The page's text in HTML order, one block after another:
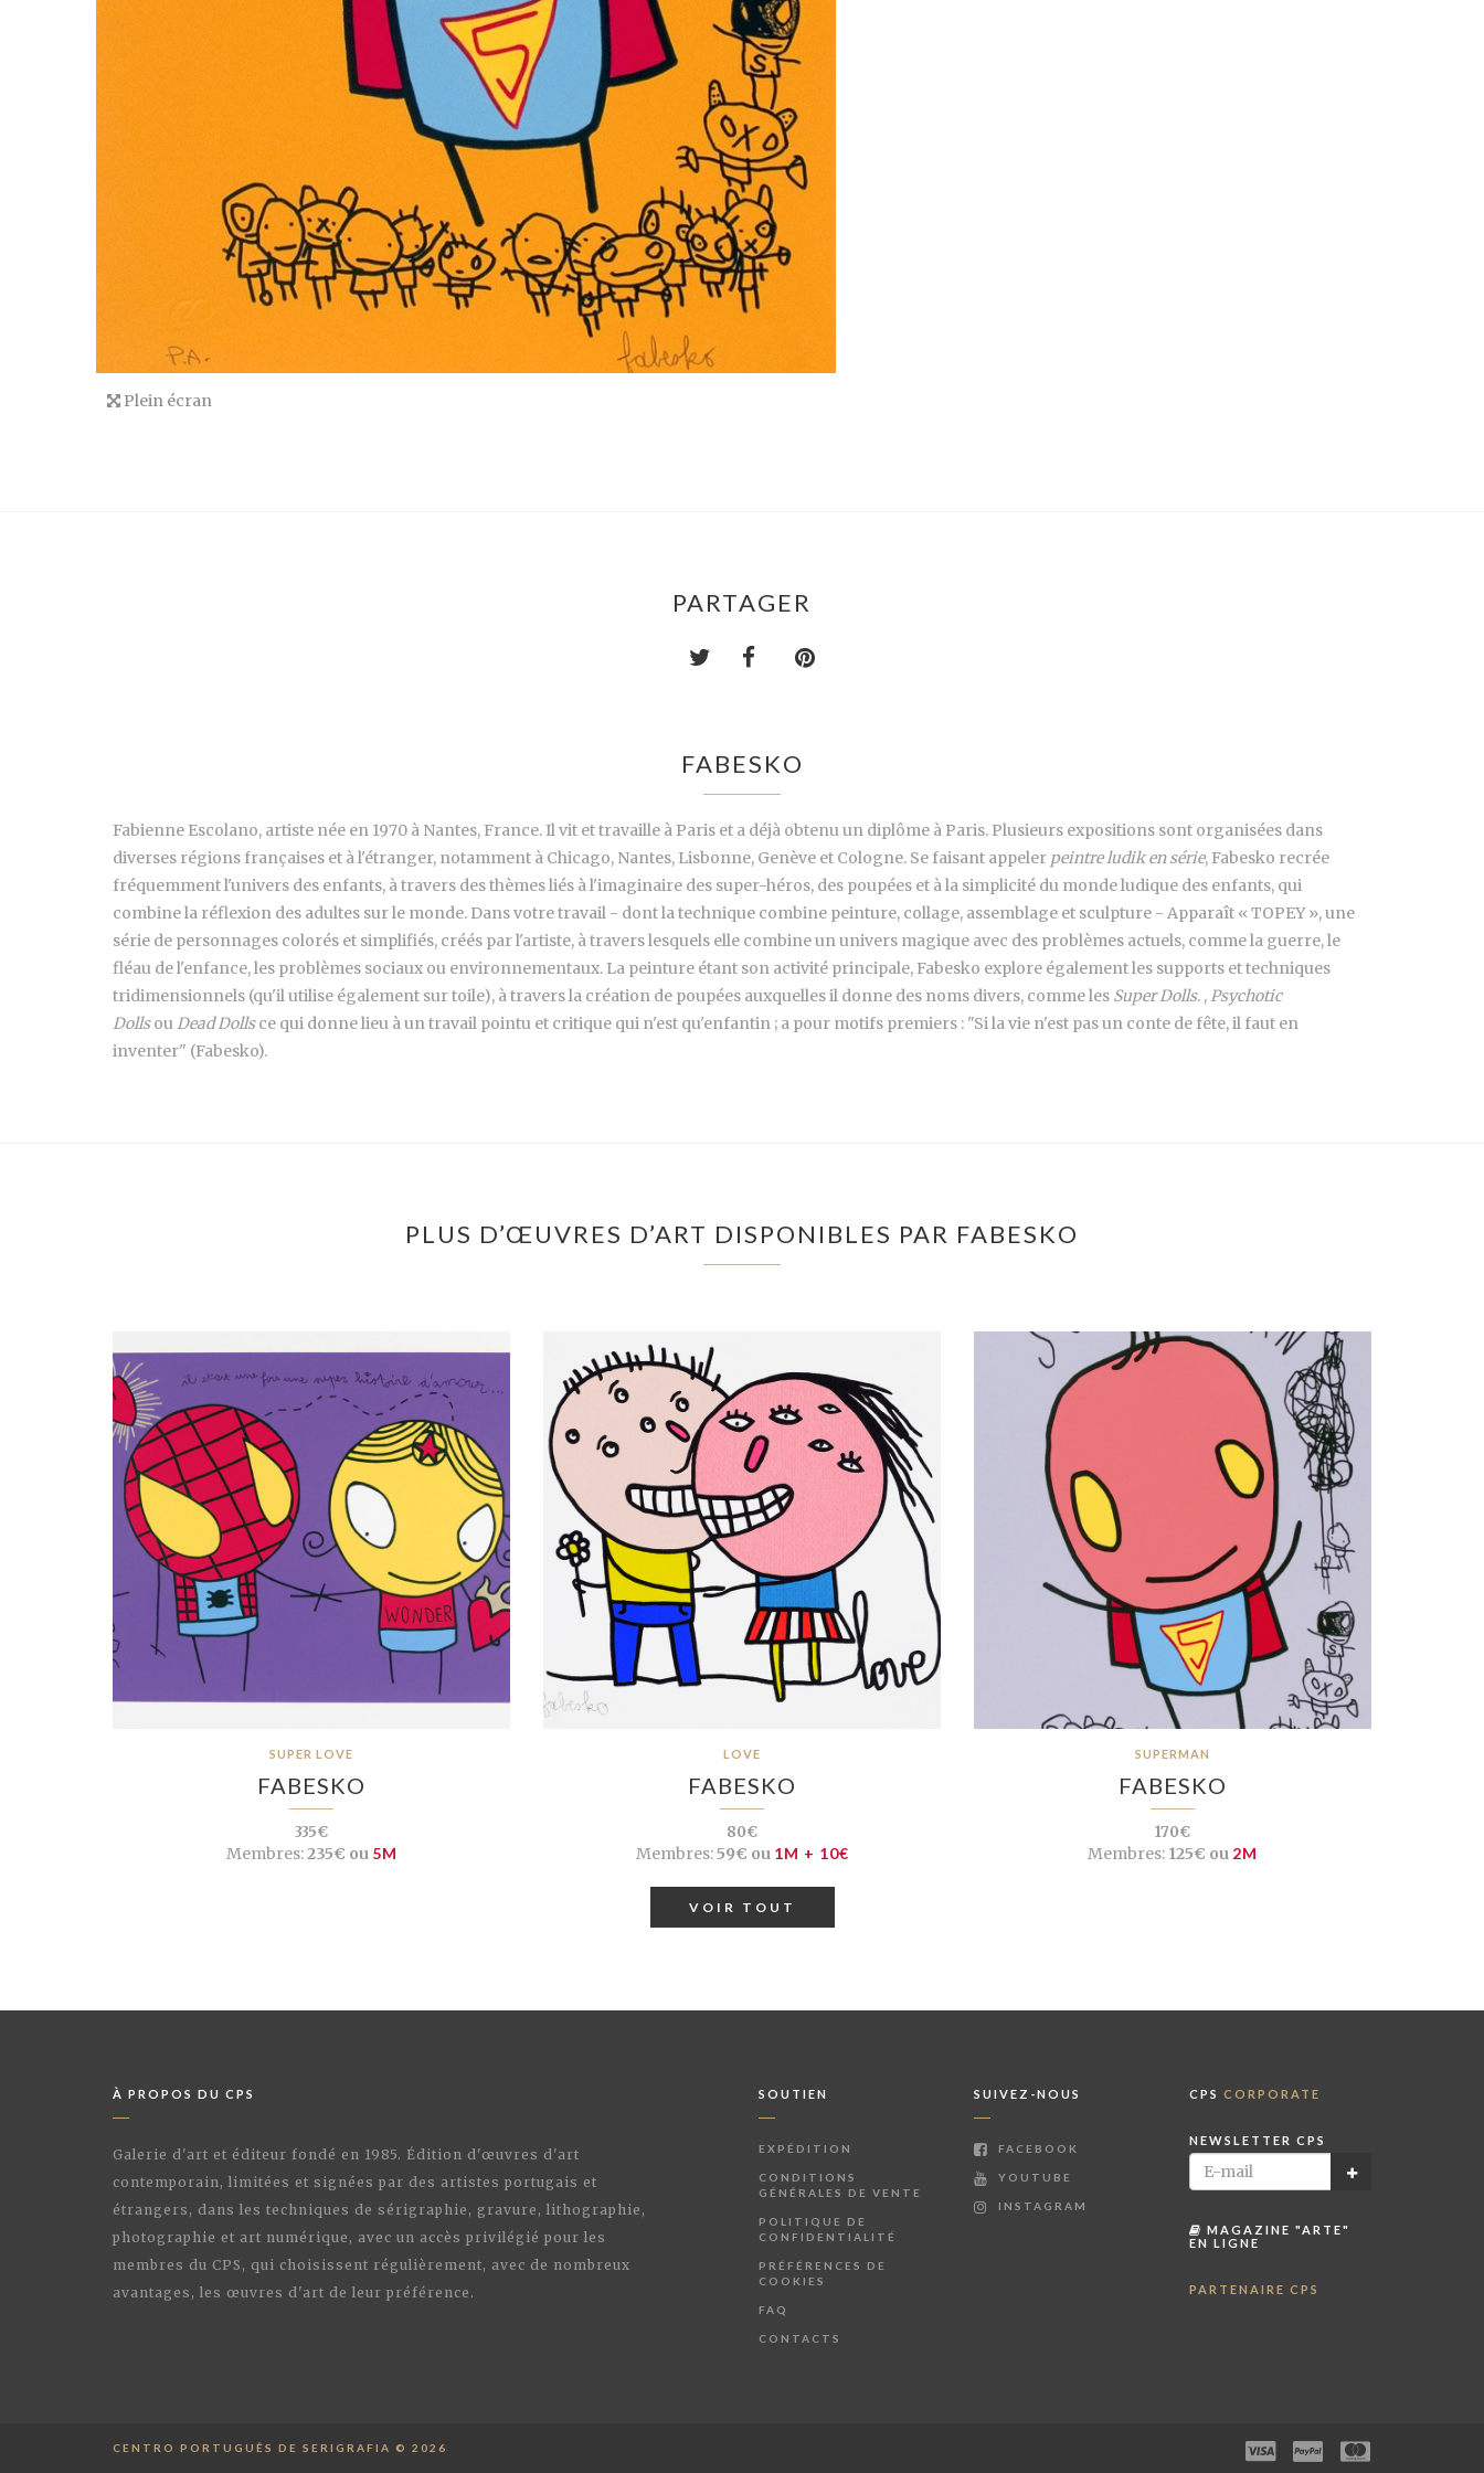
Plein écran
PARTAGER
FABESKO
Fabienne Escolano, artiste née en 1970 à Nantes, France. Il vit et travaille à Paris et a déjà obtenu un diplôme à Paris. Plusieurs expositions sont organisées dans
diverses régions françaises et à l'étranger, notamment à Chicago, Nantes, Lisbonne, Genève et Cologne. Se faisant appeler peintre ludik en série, Fabesko recrée
fréquemment l'univers des enfants, à travers des thèmes liés à l'imaginaire des super-héros, des poupées et à la simplicité du monde ludique des enfants, qui
combine la réflexion des adultes sur le monde. Dans votre travail - dont la technique combine peinture, collage, assemblage et sculpture - Apparaît « TOPEY », une
série de personnages colorés et simplifiés, créés par l'artiste, à travers lesquels elle combine un univers magique avec des problèmes actuels, comme la guerre, le
fléau de l'enfance, les problèmes sociaux ou environnementaux. La peinture étant son activité principale, Fabesko explore également les supports et techniques
tridimensionnels (qu'il utilise également sur toile), à travers la création de poupées auxquelles il donne des noms divers, comme les Super Dolls. ,Psychotic
DollsouDead Dollsce qui donne lieu à un travail pointu et critique qui n'est qu'enfantin ; a pour motifs premiers : "Si la vie n'est pas un conte de fête, il faut en
inventer" (Fabesko).
PLUS D’ŒUVRES D’ART DISPONIBLES PAR FABESKO
SUPER LOVE
FABESKO
335€
Membres:235€ ou 5M
LOVE
FABESKO
80€
Membres:59€ ou 1M + 10€
SUPERMAN
FABESKO
170€
Membres: 125€ ou 2M
VOIR TOUT
À PROPOS DU CPS
Galerie d'art et éditeur fondé en 1985. Édition d'œuvres d'art
contemporain, limitées et signées par des artistes portugais et
étrangers, dans les techniques de sérigraphie, gravure, lithographie,
photographie et art numérique, avec un accès privilégié pour les
membres du CPS, qui choisissent régulièrement, avec de nombreux
avantages, les œuvres d'art de leur préférence.
SOUTIEN
EXPÉDITION
CONDITIONS
GÉNÉRALES DE VENTE
POLITIQUE DE
CONFIDENTIALITÉ
PRÉFÉRENCES DE
COOKIES
FAQ
CONTACTS
SUIVEZ-NOUS
FACEBOOK
YOUTUBE
INSTAGRAM
CPS CORPORATE
NEWSLETTER CPS
MAGAZINE "ARTE"
EN LIGNE
PARTENAIRE CPS
CENTRO PORTUGUÊS DE SERIGRAFIA © 2026